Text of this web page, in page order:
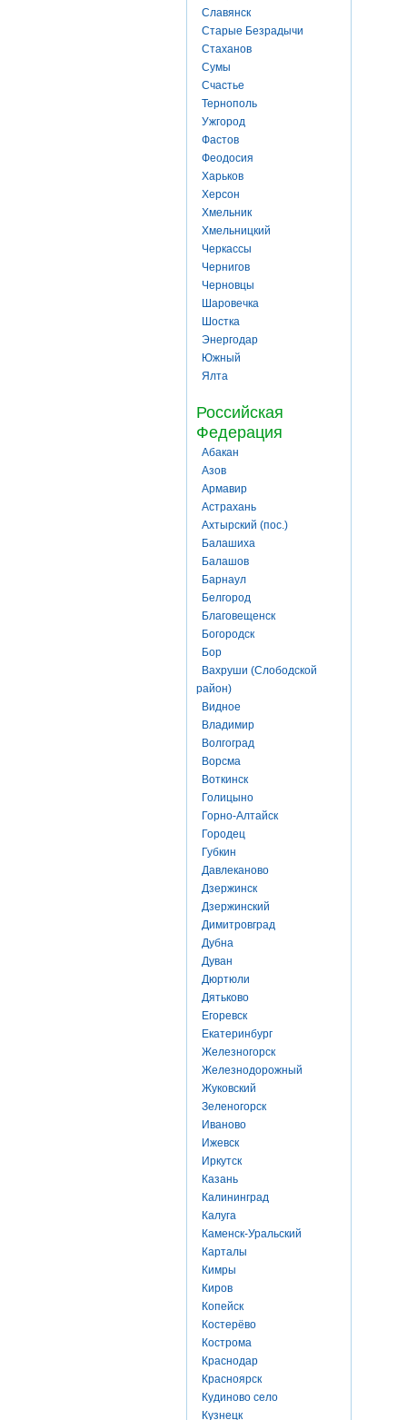
Славянск
Старые Безрадычи
Стаханов
Сумы
Счастье
Тернополь
Ужгород
Фастов
Феодосия
Харьков
Херсон
Хмельник
Хмельницкий
Черкассы
Чернигов
Черновцы
Шаровечка
Шостка
Энергодар
Южный
Ялта
Российская
Федерация
Абакан
Азов
Армавир
Астрахань
Ахтырский (пос.)
Балашиха
Балашов
Барнаул
Белгород
Благовещенск
Богородск
Бор
Вахруши (Слободской
район)
Видное
Владимир
Волгоград
Ворсма
Воткинск
Голицыно
Горно-Алтайск
Городец
Губкин
Давлеканово
Дзержинск
Дзержинский
Димитровград
Дубна
Дуван
Дюртюли
Дятьково
Егоревск
Екатеринбург
Железногорск
Железнодорожный
Жуковский
Зеленогорск
Иваново
Ижевск
Иркутск
Казань
Калининград
Калуга
Каменск-Уральский
Карталы
Кимры
Киров
Копейск
Костерёво
Кострома
Краснодар
Красноярск
Кудиново село
Кузнецк